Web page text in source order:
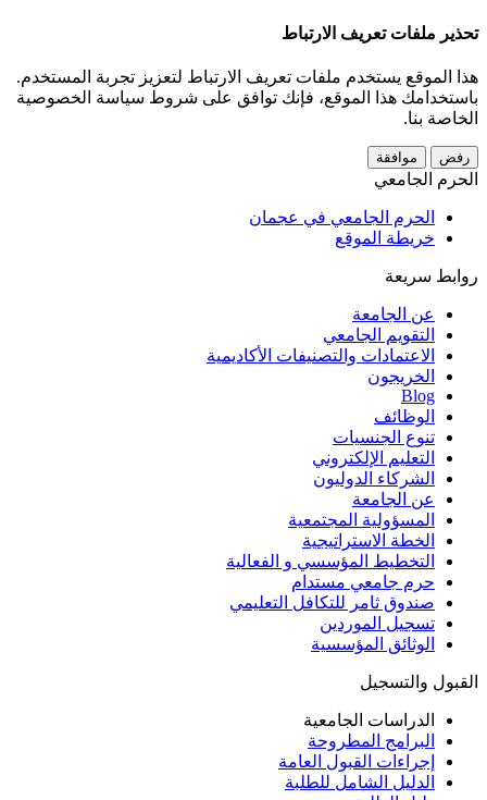
تحذير ملفات تعريف الارتباط
هذا الموقع يستخدم ملفات تعريف الارتباط لتعزيز تجربة المستخدم.
باستخدامك هذا الموقع، فإنك توافق على شروط سياسة الخصوصية
الخاصة بنا.
رفض موافقة
الحرم الجامعي
الحرم الجامعي في عجمان
خريطة الموقع
روابط سريعة
عن الجامعة
التقويم الجامعي
الاعتمادات والتصنيفات الأكاديمية
الخريجون
Blog
الوظائف
تنوع الجنسيات
التعليم الإلكتروني
الشركاء الدوليون
عن الجامعة
المسؤولية المجتمعية
الخطة الاستراتيجية
التخطيط المؤسسي و الفعالية
حرم جامعي مستدام
صندوق ثامر للتكافل التعليمي
تسجيل الموردين
الوثائق المؤسسية
القبول والتسجيل
الدراسات الجامعية
البرامج المطروحة
إجراءات القبول العامة
الدليل الشامل للطلبة